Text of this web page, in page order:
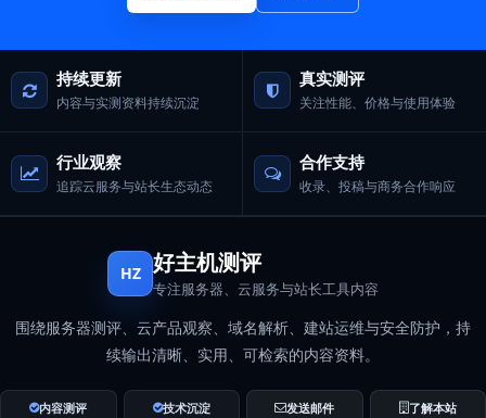
持续更新
内容与实测资料持续沉淀
真实测评
关注性能、价格与使用体验
行业观察
追踪云服务与站长生态动态
合作支持
收录、投稿与商务合作响应
HZ 好主机测评
专注服务器、云服务与站长工具内容
围绕服务器测评、云产品观察、域名解析、建站运维与安全防护，持
续输出清晰、实用、可检索的内容资料。
内容测评 技术沉淀 发送邮件 了解本站